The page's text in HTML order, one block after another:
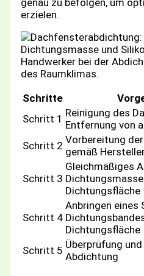
erzielen.
Schritte
Schritt 1 Reinigung des
Entfernung von
Schritt 2 Vorbereitung
gemäß
Schritt 3
Gleichmäßiges
Dichtungsfläche
Schritt 4
Anbringen eines
Dichtungsfläche
Schritt 5 Überprüfung
Abdichtung